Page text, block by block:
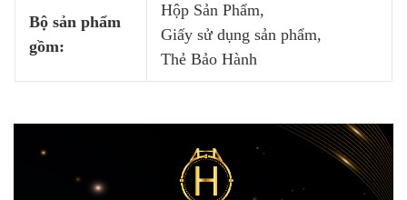
Bộ sản phẩm
gồm:
Hộp Sản Phẩm,
Giấy sử dụng sản phẩm,
Thẻ Bảo Hành